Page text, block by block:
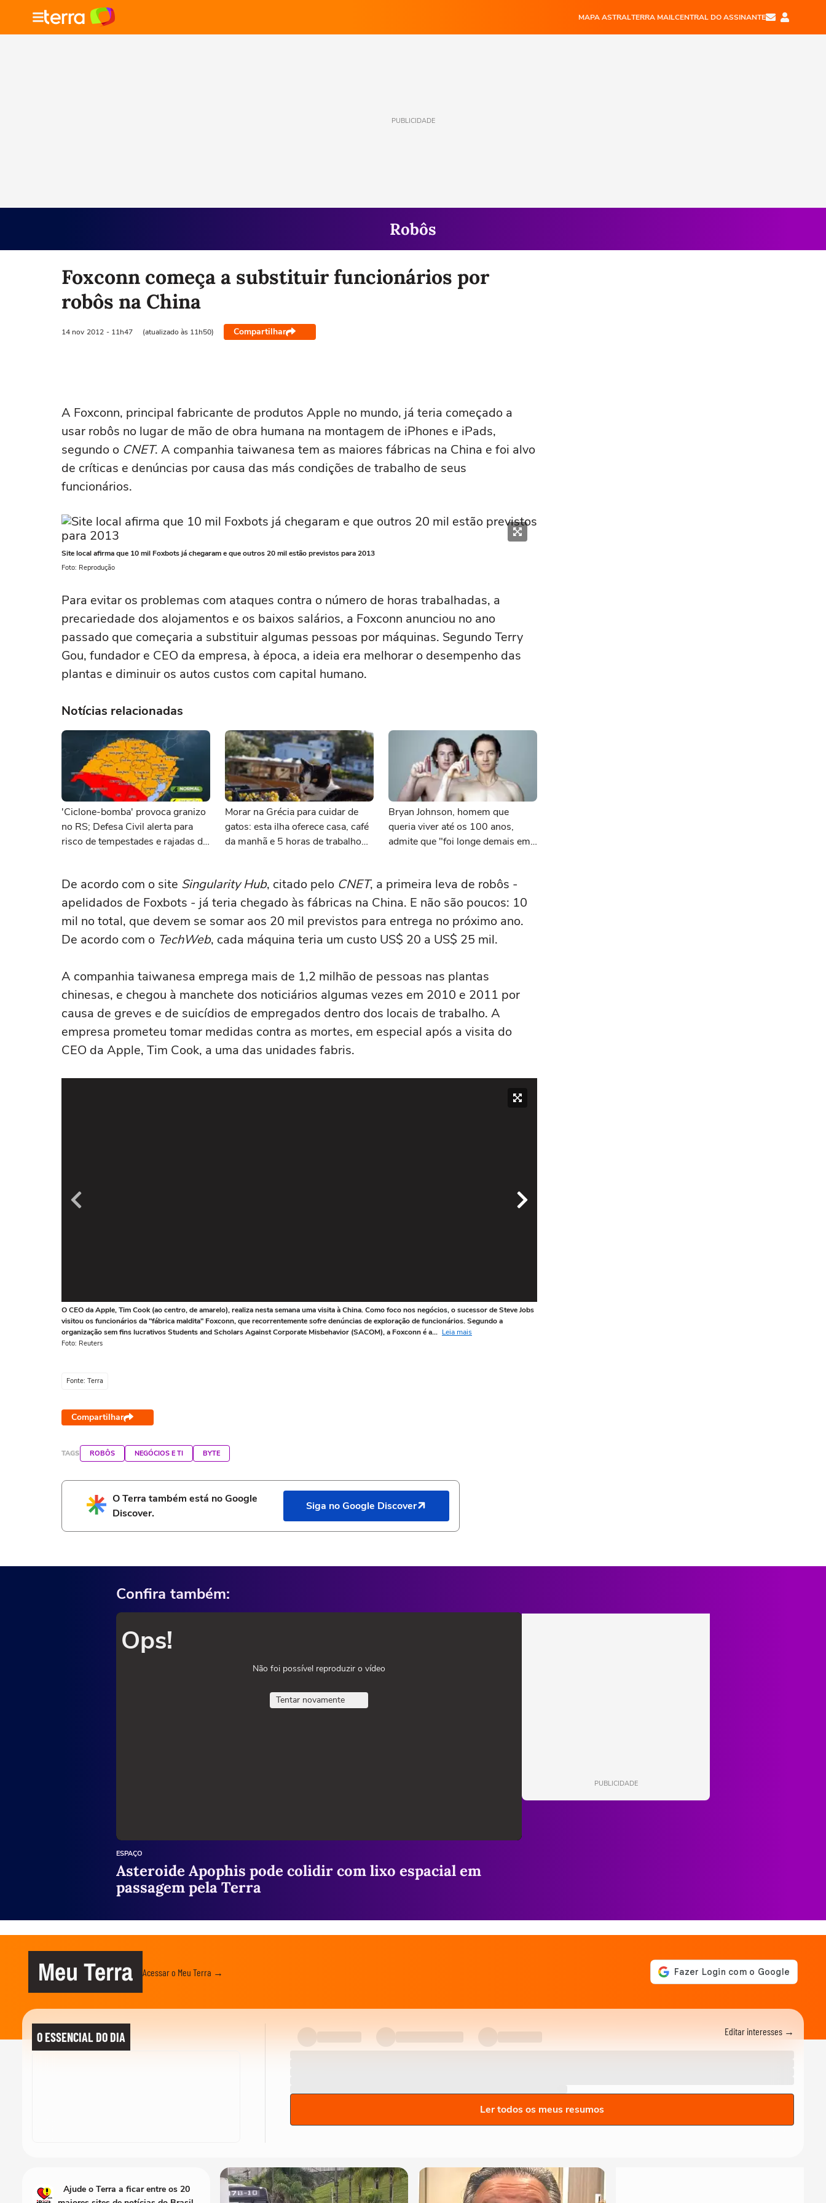
MAPA ASTRALTERRA MAILCENTRAL DO ASSINANTE
PUBLICIDADE
Robôs
Foxconn começa a substituir funcionários por
robôs na China
14 nov 2012 - 11h47 (atualizado às 11h50) Compartilhar
A Foxconn, principal fabricante de produtos Apple no mundo, já teria começado a
usar robôs no lugar de mão de obra humana na montagem de iPhones e iPads,
segundo o CNET. A companhia taiwanesa tem as maiores fábricas na China e foi alvo
de críticas e denúncias por causa das más condições de trabalho de seus
funcionários.
Site local afirma que 10 mil Foxbots já chegaram e que outros 20 mil estão previstos para 2013
Foto: Reprodução
Para evitar os problemas com ataques contra o número de horas trabalhadas, a
precariedade dos alojamentos e os baixos salários, a Foxconn anunciou no ano
passado que começaria a substituir algumas pessoas por máquinas. Segundo Terry
Gou, fundador e CEO da empresa, à época, a ideia era melhorar o desempenho das
plantas e diminuir os autos custos com capital humano.
Notícias relacionadas
'Ciclone-bomba' provoca granizo
no RS; Defesa Civil alerta para
risco de tempestades e rajadas de
Morar na Grécia para cuidar de
gatos: esta ilha oferece casa, café
da manhã e 5 horas de trabalho
Bryan Johnson, homem que
queria viver até os 100 anos,
admite que "foi longe demais em
De acordo com o site Singularity Hub, citado pelo CNET, a primeira leva de robôs -
apelidados de Foxbots - já teria chegado às fábricas na China. E não são poucos: 10
mil no total, que devem se somar aos 20 mil previstos para entrega no próximo ano.
De acordo com o TechWeb, cada máquina teria um custo US$ 20 a US$ 25 mil.
A companhia taiwanesa emprega mais de 1,2 milhão de pessoas nas plantas
chinesas, e chegou à manchete dos noticiários algumas vezes em 2010 e 2011 por
causa de greves e de suicídios de empregados dentro dos locais de trabalho. A
empresa prometeu tomar medidas contra as mortes, em especial após a visita do
CEO da Apple, Tim Cook, a uma das unidades fabris.
O CEO da Apple, Tim Cook (ao centro, de amarelo), realiza nesta semana uma visita à China. Como foco nos negócios, o sucessor de Steve Jobs
visitou os funcionários da "fábrica maldita" Foxconn, que recorrentemente sofre denúncias de exploração de funcionários. Segundo a
organização sem fins lucrativos Students and Scholars Against Corporate Misbehavior (SACOM), a Foxconn é a... Leia mais
Foto: Reuters
Fonte: Terra
Compartilhar
TAGS ROBÔS NEGÓCIOS E TI BYTE
O Terra também está no Google
Discover.
Siga no Google Discover
Confira também:
Ops!
Não foi possível reproduzir o vídeo
Tentar novamente
ESPAÇO
Asteroide Apophis pode colidir com lixo espacial em
passagem pela Terra
PUBLICIDADE
Meu Terra Acessar o Meu Terra →
O ESSENCIAL DO DIA Editar interesses →
Ler todos os meus resumos
Ajude o Terra a ficar entre os 20